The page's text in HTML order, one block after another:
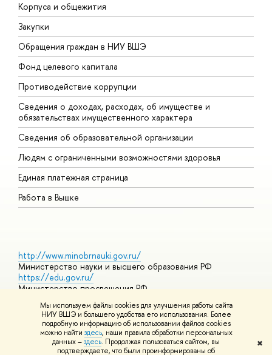
Мы используем файлы cookies для улучшения работы сайта
НИУ ВШЭ и большего удобства его использования. Более
подробную информацию об использовании файлов cookies
можно найти здесь, наши правила обработки персональных
данных –здесь. Продолжая пользоваться сайтом, вы
подтверждаете, что были проинформированы об
✖
Корпуса и общежития
Закупки
Обращения граждан в НИУ ВШЭ
Фонд целевого капитала
Противодействие коррупции
Сведения о доходах, расходах, об имуществе и
обязательствах имущественного характера
Сведения об образовательной организации
Людям с ограниченными возможностями здоровья
Единая платежная страница
Работа в Вышке
http://www.minobrnauki.gov.ru/
Министерство науки и высшего образования РФ
https://edu.gov.ru/
Министерство просвещения РФ
https://elearning.hse.ru/mooc
Массовые открытые онлайн-курсы
© НИУ ВШЭ 1993–2026 Адреса и контактыУсловия